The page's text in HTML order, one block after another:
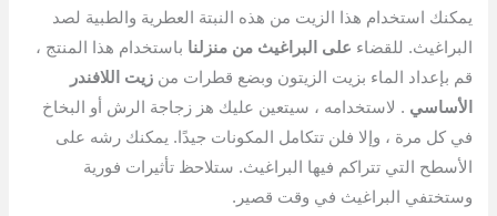
يمكنك استخدام هذا الزيت من هذه النبتة العطرية والطبية لصد
البراغيث. للقضاء على البراغيث من منزلنا باستخدام هذا المنتج ،
قم بإعداد الماء بزيت الزيتون وبضع قطرات منزيت اللافندر
الأساسي . لاستخدامه ، سيتعين عليك هز زجاجة الرش أو البخاخ
في كل مرة ، وإلا فلن تتكامل المكونات جيدًا. يمكنك رشه على
الأسطح التي تتراكم فيها البراغيث. ستلاحظ تأثيرات فورية
وستختفي البراغيث في وقت قصير.